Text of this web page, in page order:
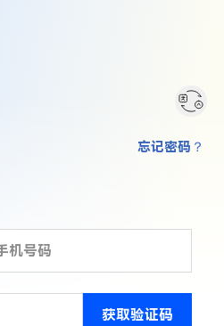
获取验证码
忘记密码？